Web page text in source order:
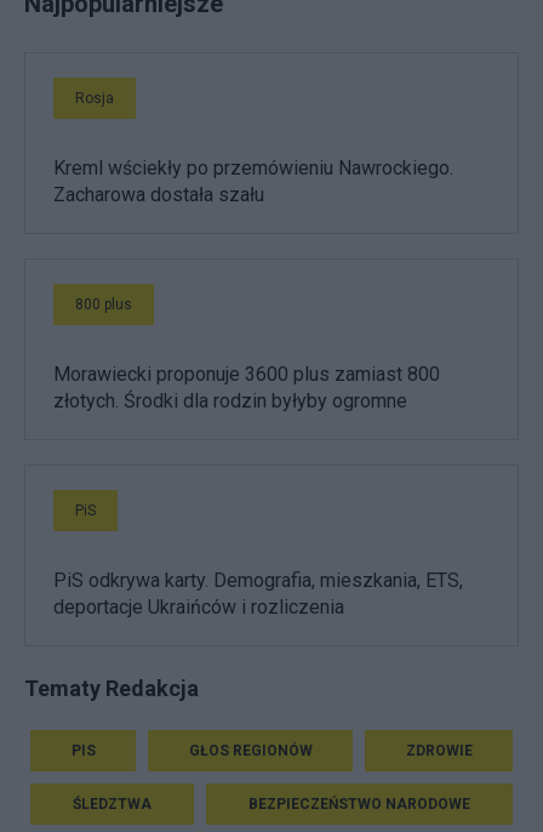
Rosja
Kreml wściekły po przemówieniu Nawrockiego.
Zacharowa dostała szału
800 plus
Morawiecki proponuje 3600 plus zamiast 800
złotych. Środki dla rodzin byłyby ogromne
PiS
PiS odkrywa karty. Demografia, mieszkania, ETS,
deportacje Ukraińców i rozliczenia
Tematy Redakcja
PIS GŁOS REGIONÓW ZDROWIE
ŚLEDZTWA BEZPIECZEŃSTWO NARODOWE